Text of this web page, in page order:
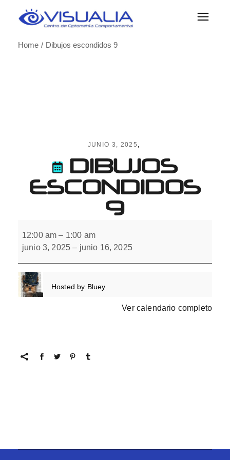
Home
Dibujos escondidos 9
JUNIO 3, 2025
DIBUJOS
ESCONDIDOS
9
escondidos
12:00 am – 1:00 am
junio 3, 2025 – junio 16, 2025
Hosted by Bluey
Ver calendario completo